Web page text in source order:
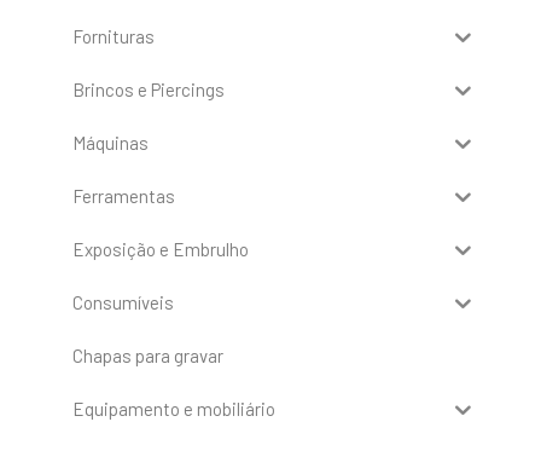
Fornituras
Brincos e Piercings
Máquinas
Ferramentas
Exposição e Embrulho
Consumíveis
Chapas para gravar
Equipamento e mobiliário